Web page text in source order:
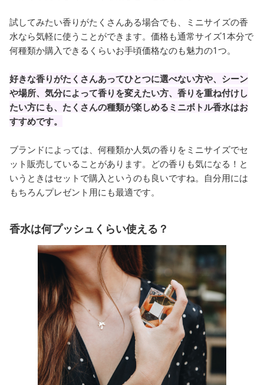
試してみたい香りがたくさんある場合でも、ミニサイズの香
水なら気軽に使うことができます。価格も通常サイズ1本分で
何種類か購入できるくらいお手頃価格なのも魅力の1つ。
好きな香りがたくさんあってひとつに選べない方や、シーン
や場所、気分によって香りを変えたい方、香りを重ね付けし
たい方にも、たくさんの種類が楽しめるミニボトル香水はお
すすめです。
ブランドによっては、何種類か人気の香りをミニサイズでセ
ット販売していることがあります。どの香りも気になる！と
いうときはセットで購入というのも良いですね。自分用には
もちろんプレゼント用にも最適です。
香水は何プッシュくらい使える？